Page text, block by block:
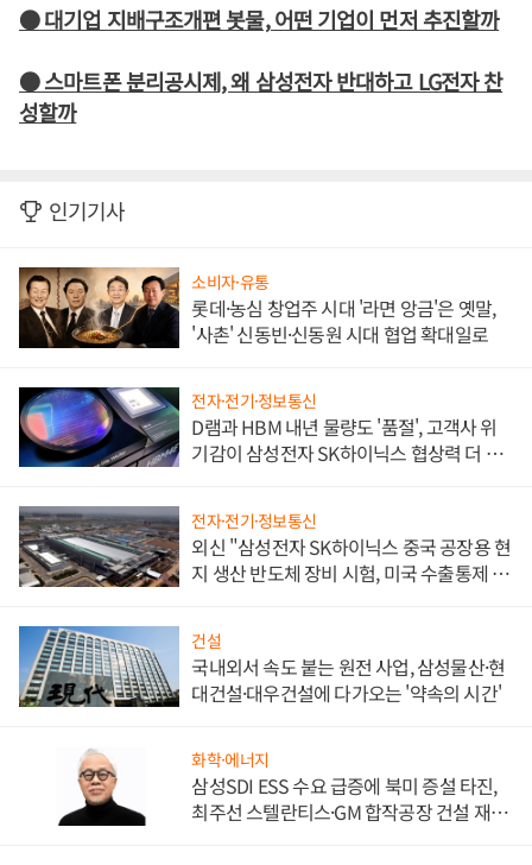
● 대기업 지배구조개편 봇물, 어떤 기업이 먼저 추진할까
● 스마트폰 분리공시제, 왜 삼성전자 반대하고 LG전자 찬
성할까
인기기사
소비자·유통
롯데·농심 창업주 시대 '라면 앙금'은 옛말,
'사촌' 신동빈·신동원 시대 협업 확대일로
전자·전기·정보통신
D램과 HBM 내년 물량도 '품절', 고객사 위
기감이 삼성전자 SK하이닉스 협상력 더 키
전자·전기·정보통신
외신 "삼성전자 SK하이닉스 중국 공장용 현
지 생산 반도체 장비 시험, 미국 수출통제 대
건설
국내외서 속도 붙는 원전 사업, 삼성물산·현
대건설·대우건설에 다가오는 '약속의 시간'
화학·에너지
삼성SDI ESS 수요 급증에 북미 증설 타진,
최주선 스텔란티스·GM 합작공장 건설 재추